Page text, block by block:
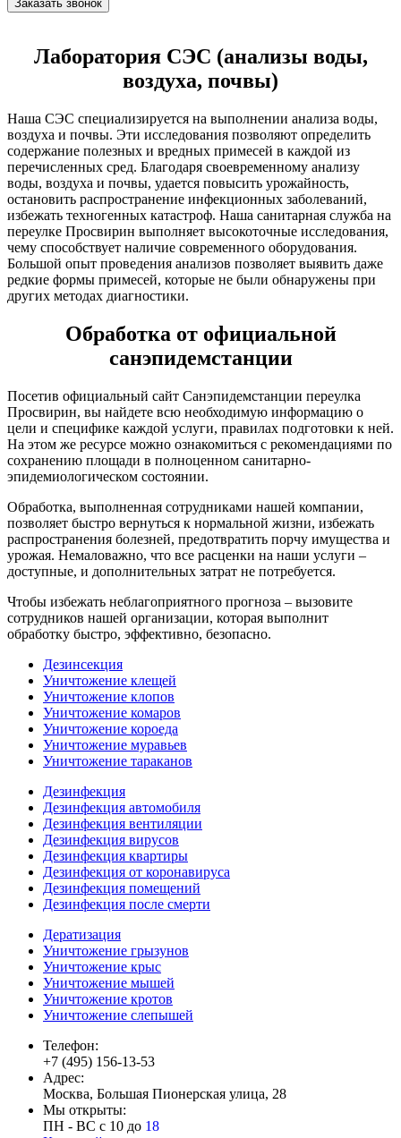
Лаборатория СЭС (анализы воды,
воздуха, почвы)
Наша СЭС специализируется на выполнении анализа воды,
воздуха и почвы. Эти исследования позволяют определить
содержание полезных и вредных примесей в каждой из
перечисленных сред. Благодаря своевременному анализу
воды, воздуха и почвы, удается повысить урожайность,
остановить распространение инфекционных заболеваний,
избежать техногенных катастроф. Наша санитарная служба на
переулке Просвирин выполняет высокоточные исследования,
чему способствует наличие современного оборудования.
Большой опыт проведения анализов позволяет выявить даже
редкие формы примесей, которые не были обнаружены при
других методах диагностики.
Обработка от официальной
санэпидемстанции
Посетив официальный сайт Санэпидемстанции переулка
Просвирин, вы найдете всю необходимую информацию о
цели и специфике каждой услуги, правилах подготовки к ней.
На этом же ресурсе можно ознакомиться с рекомендациями по
сохранению площади в полноценном санитарно-
эпидемиологическом состоянии.
Обработка, выполненная сотрудниками нашей компании,
позволяет быстро вернуться к нормальной жизни, избежать
распространения болезней, предотвратить порчу имущества и
урожая. Немаловажно, что все расценки на наши услуги –
доступные, и дополнительных затрат не потребуется.
Чтобы избежать неблагоприятного прогноза – вызовите
сотрудников нашей организации, которая выполнит
обработку быстро, эффективно, безопасно.
Дезинсекция
Уничтожение клещей
Уничтожение клопов
Уничтожение комаров
Уничтожение короеда
Уничтожение муравьев
Уничтожение тараканов
Дезинфекция
Дезинфекция автомобиля
Дезинфекция вентиляции
Дезинфекция вирусов
Дезинфекция квартиры
Дезинфекция от коронавируса
Дезинфекция помещений
Дезинфекция после смерти
Дератизация
Уничтожение грызунов
Уничтожение крыс
Уничтожение мышей
Уничтожение кротов
Уничтожение слепышей
Телефон:
+7 (495) 156-13-53
Адрес:
Москва, Большая Пионерская улица, 28
Мы открыты:
ПН - ВС с 10 до 18